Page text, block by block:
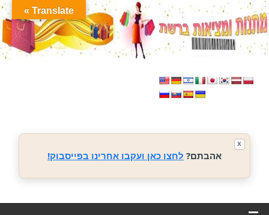
אהבתם? לחצו כאן ועקבו אחרינו בפייסבוק!
X
Translate »